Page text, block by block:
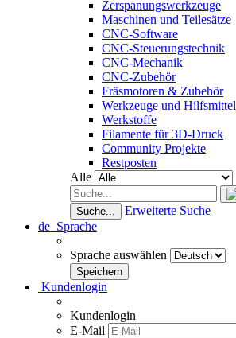
Zerspanungswerkzeuge
Maschinen und Teilesätze
CNC-Software
CNC-Steuerungstechnik
CNC-Mechanik
CNC-Zubehör
Fräsmotoren & Zubehör
Werkzeuge und Hilfsmittel
Werkstoffe
Filamente für 3D-Druck
Community Projekte
Restposten
Alle
Suche...
Erweiterte Suche
de Sprache
Sprache auswählen
Kundenlogin
Kundenlogin
E-Mail